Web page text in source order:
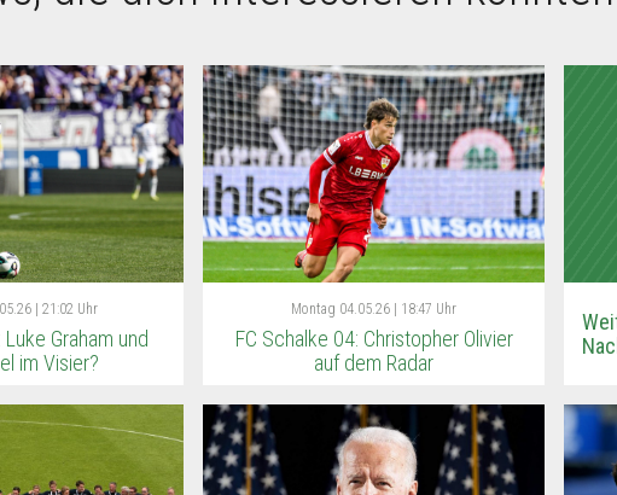
| 21:02 Uhr
Graham und
im Visier?
Montag 04.05.26 | 18:47 Uhr
FC Schalke 04: Christopher Olivier
auf dem Radar